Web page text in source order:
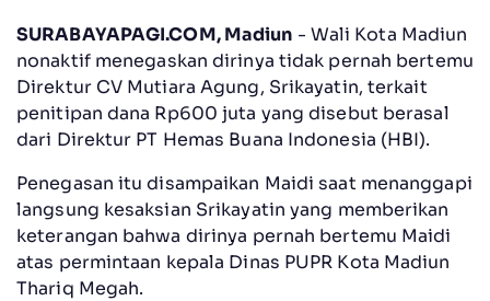
SURABAYAPAGI.COM, Madiun - Wali Kota Madiun
nonaktif menegaskan dirinya tidak pernah bertemu
Direktur CV Mutiara Agung, Srikayatin, terkait
penitipan dana Rp600 juta yang disebut berasal
dari Direktur PT Hemas Buana Indonesia (HBI).
‎Penegasan itu disampaikan Maidi saat menanggapi
langsung kesaksian Srikayatin yang memberikan
keterangan bahwa dirinya pernah bertemu Maidi
atas permintaan kepala Dinas PUPR Kota Madiun
Thariq Megah.